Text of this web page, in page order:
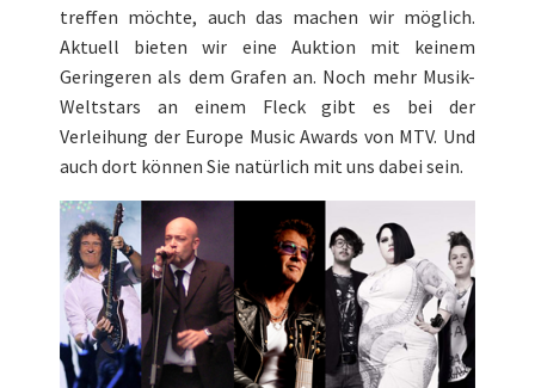
treffen möchte, auch das machen wir möglich.
Aktuell bieten wir eine Auktion mit keinem
Geringeren als dem Grafen an. Noch mehr Musik-
Weltstars an einem Fleck gibt es bei der
Verleihung der Europe Music Awards von MTV. Und
auch dort können Sie natürlich mit uns dabei sein.